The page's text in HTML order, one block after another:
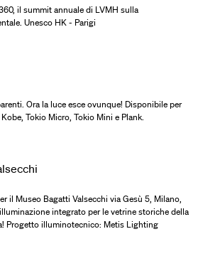
il summit annuale di LVMH sulla
Unesco HK - Parigi
Ora la luce esce ovunque! Disponibile per
Tokio Micro, Tokio Mini e Plank.
il Museo Bagatti Valsecchi via Gesù 5, Milano,
integrato per le vetrine storiche della
Progetto illuminotecnico: Metis Lighting